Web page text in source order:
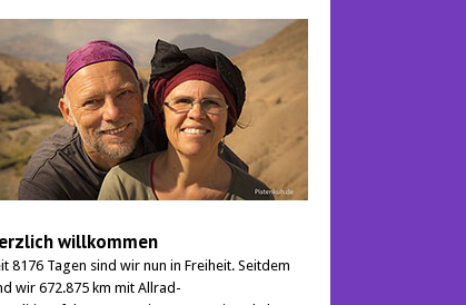
willkommen
8176 Tagen sind wir nun in Freiheit. Seitdem
wir 672.875 km mit Allrad-